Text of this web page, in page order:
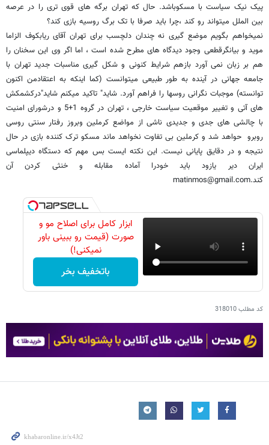
پیک نیک سیاست با مسکوباشد. حال که تهران برگه های قوی تری را در عرصه
بین الملل میتواند رو کند ،چرا باید صرفا با تک برگ روسیه بازی کند؟
نمیخواهم بگویم موضع گیری نه چندان دلچسب برای تهران آقای ریابکوف الزاما
موید و بیانگرقطعی وجود دیدگاه های مطرح شده است ، اما اگر وی این سخنان را
هم بر زبان نمی آورد بازهم شرایط کنونی و شکل گیری مناسبات جدید تهران با
جامعه جهانی در آینده به طور طبیعی میتوانست (کما اینکه به اعتقادمن اکنون
توانسته) موجبات نگرانی روسها را فراهم آورد. شاید" تاکید میکنم شاید"درکشمکش
های آتی و تغییر موقعیت سیاست خارجی ، تهران در گروه 1+5 و درشورای امنیت
با چالشی های جدی و جدیدی ناشی از مواضع کرملین وبروز رفتار سنتی روسی
روبرو حواهد شد و کرملین بی تفاوت نخواهد ماند مسکو ترک کننده بازی در حال
نتیجه و در دقایق پایانی نیست. این نکته ایست بس مهم که دستگاه دیپلماسی
ایران دیر یازود باید خودرا آماده مقابله و خنثی کردن آن
کند.matinmos@gmail.com
ابزار کامل برای اصلاح مو و
صورت (قیمت رو ببینی باور
نمیکنی!)
باتخفیف بخر
کد مطلب318010